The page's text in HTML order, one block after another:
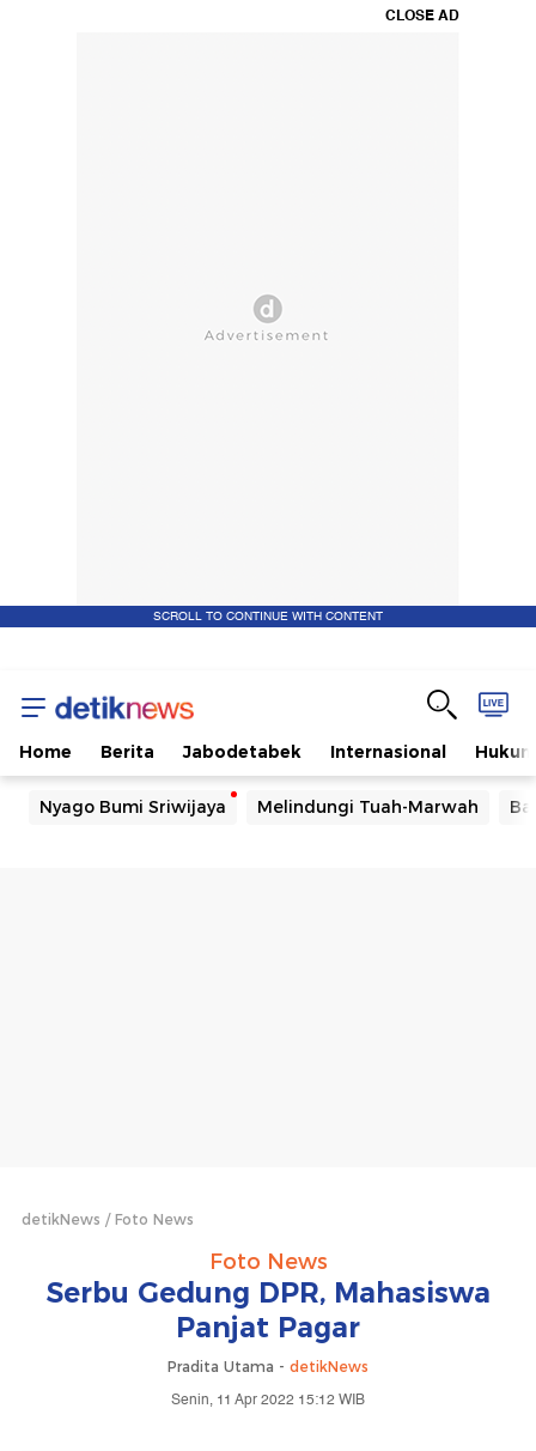
CLOSE AD
SCROLL TO CONTINUE WITH CONTENT
Home Berita Jabodetabek Internasional Hukum
Nyago Bumi Sriwijaya Melindungi Tuah-Marwah
detikNews Foto News
Foto News
Serbu Gedung DPR, Mahasiswa
Panjat Pagar
Pradita Utama - detikNews
Senin, 11 Apr 2022 15:12 WIB